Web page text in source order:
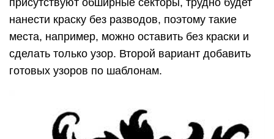
присутствуют обширные секторы, трудно будет
нанести краску без разводов, поэтому такие
места, например, можно оставить без краски и
сделать только узор. Второй вариант добавить
готовых узоров по шаблонам.